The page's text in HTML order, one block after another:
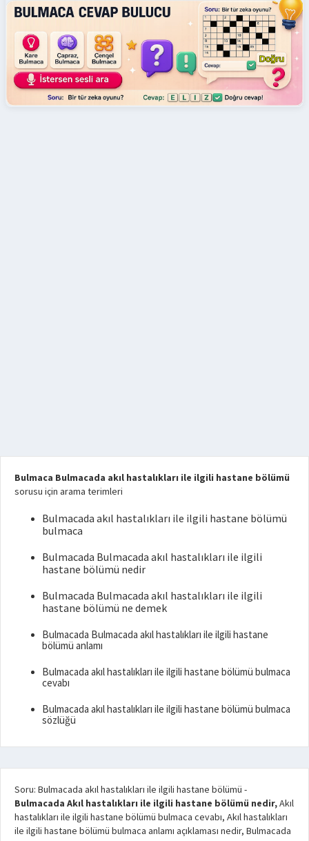
Bulmaca Bulmacada akıl hastalıkları ile ilgili hastane bölümü
sorusu için arama terimleri
Bulmacada akıl hastalıkları ile ilgili hastane bölümü
bulmaca
Bulmacada Bulmacada akıl hastalıkları ile ilgili
hastane bölümü nedir
Bulmacada Bulmacada akıl hastalıkları ile ilgili
hastane bölümü ne demek
Bulmacada Bulmacada akıl hastalıkları ile ilgili hastane
bölümü anlamı
Bulmacada akıl hastalıkları ile ilgili hastane bölümü bulmaca
cevabı
Bulmacada akıl hastalıkları ile ilgili hastane bölümü bulmaca
sözlüğü
Soru: Bulmacada akıl hastalıkları ile ilgili hastane bölümü -
Bulmacada Akıl hastalıkları ile ilgili hastane bölümü nedir,Akıl
hastalıkları ile ilgili hastane bölümü bulmaca cevabı, Akıl hastalıkları
ile ilgili hastane bölümü bulmaca anlamı açıklaması nedir, Bulmacada